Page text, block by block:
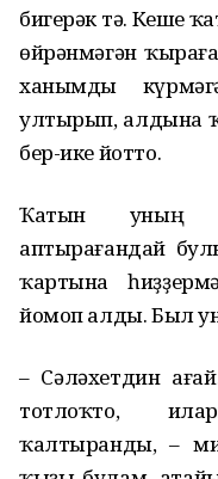
бигерәк тә. Кеше
өйрәнмәгән
ханымды
ултырып, алдына
бер-ике йотто.
Ҡатын уның
аптырағандай
ҡартына
йомоп алды. Был
– Сәләхетдин
тотлоҡто,
ҡалтыранды, –